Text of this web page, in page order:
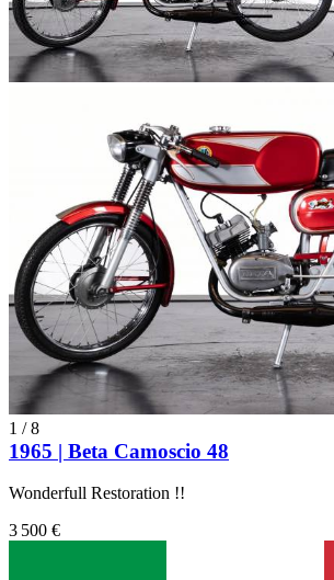
1 /8
1965 | Beta Camoscio 48
Wonderfull Restoration !!
3 500 €